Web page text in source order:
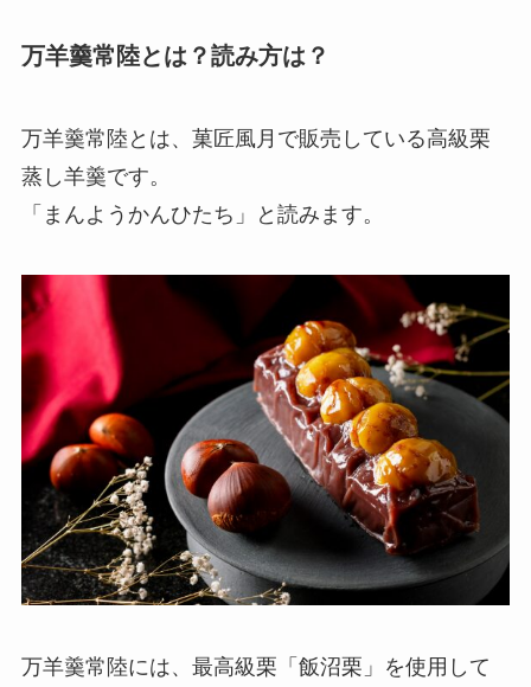
万羊羹常陸とは？読み方は？
万羊羹常陸とは、菓匠風月で販売している高級栗
蒸し羊羹です。
「まんようかんひたち」と読みます。
万羊羹常陸には、最高級栗「飯沼栗」を使用して